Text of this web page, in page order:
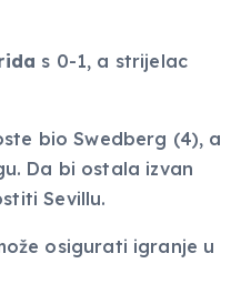
s 0-1, a strijelac
bio Swedberg (4), a
Da bi ostala izvan
Sevillu.
osigurati igranje u